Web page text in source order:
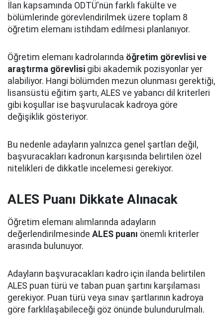
İlan kapsamında ODTÜ'nün farklı fakülte ve
bölümlerinde görevlendirilmek üzere toplam 8
öğretim elemanı istihdam edilmesi planlanıyor.
Öğretim elemanı kadrolarında öğretim görevlisi ve
araştırma görevlisi gibi akademik pozisyonlar yer
alabiliyor. Hangi bölümden mezun olunması gerektiği,
lisansüstü eğitim şartı, ALES ve yabancı dil kriterleri
gibi koşullar ise başvurulacak kadroya göre
değişiklik gösteriyor.
Bu nedenle adayların yalnızca genel şartları değil,
başvuracakları kadronun karşısında belirtilen özel
nitelikleri de dikkatle incelemesi gerekiyor.
ALES Puanı Dikkate Alınacak
Öğretim elemanı alımlarında adayların
değerlendirilmesinde ALES puanı önemli kriterler
arasında bulunuyor.
Adayların başvuracakları kadro için ilanda belirtilen
ALES puan türü ve taban puan şartını karşılaması
gerekiyor. Puan türü veya sınav şartlarının kadroya
göre farklılaşabileceği göz önünde bulundurulmalı.